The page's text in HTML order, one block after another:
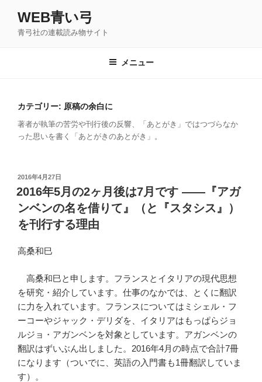
WEB青い弓
青弓社の連載読み物サイト
メニュー
カテゴリー: 原稿の余白に
著者が執筆の苦労や刊行後の反響、「あとがき」ではつづらなか
った思いを書く「あとがきのあとがき」。
投
稿
日:
2016年4月27日
2016年5月の2ヶ月後は7月です ――『アガ
ンベンの名を借りて』（と『スタシス』）
を刊行する理由
高桑和巳
高桑和巳と申します。フランスとイタリアの現代思想
を研究・紹介しています。仕事のなかでは、とくに翻訳
に力を入れています。フランスについてはミシェル・フ
ーコーやジャック・デリダを、イタリアはもっぱらジョ
ルジョ・アガンベンを対象としています。アガンベンの
翻訳はずいぶん出しました。2016年4月の時点で合計7冊
になります（ついでに、英語の入門書も1冊翻訳していま
す）。